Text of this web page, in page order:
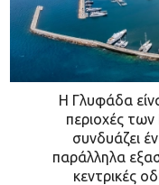
Η Γλυφάδα
περιοχές
συνδυάζει
παράλληλα
κεντρικές